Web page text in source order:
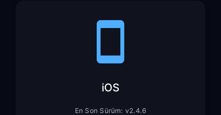
iOS
En Son Sürüm: v2.4.6